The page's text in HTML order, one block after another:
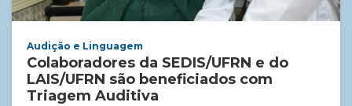
Audição e Linguagem
Colaboradores da SEDIS/UFRN e do
LAIS/UFRN são beneficiados com
Triagem Auditiva